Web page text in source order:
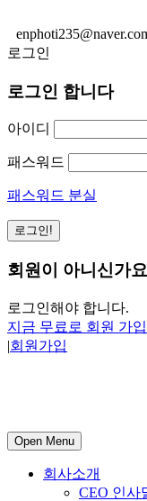
로그인
로그인 합니다
아이디
패스워드
패스워드 분실
회원이 아니신가
로그인해야 합니다.
지금 무료로 회원 가
|회원가입
Open Menu
회사소개
CEO 인사